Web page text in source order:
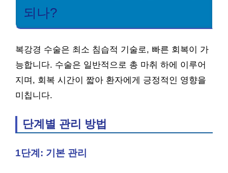
되나?
복강경 수술은 최소 침습적 기술로, 빠른 회복이 가
능합니다. 수술은 일반적으로 총 마취 하에 이루어
지며, 회복 시간이 짧아 환자에게 긍정적인 영향을
미칩니다.
단계별 관리 방법
1단계: 기본 관리